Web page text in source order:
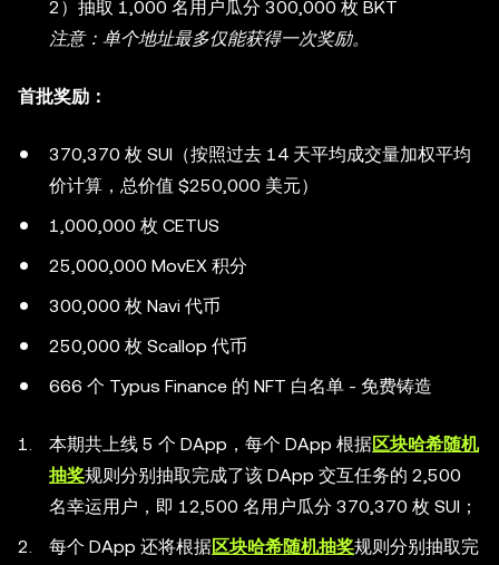
2）抽取 1,000 名用户瓜分 300,000 枚 BKT
注意：单个地址最多仅能获得一次奖励。
首批奖励：
370,370 枚 SUI（按照过去 14 天平均成交量加权平均
价计算，总价值 $250,000 美元）
1,000,000 枚 CETUS
25,000,000 MovEX 积分
300,000 枚 Navi 代币
250,000 枚 Scallop 代币
666 个 Typus Finance 的 NFT 白名单 - 免费铸造
本期共上线 5 个 DApp，每个 DApp 根据区块哈希随机
抽奖规则分别抽取完成了该 DApp 交互任务的 2,500
名幸运用户，即 12,500 名用户瓜分 370,370 枚 SUI；
每个 DApp 还将根据区块哈希随机抽奖规则分别抽取完